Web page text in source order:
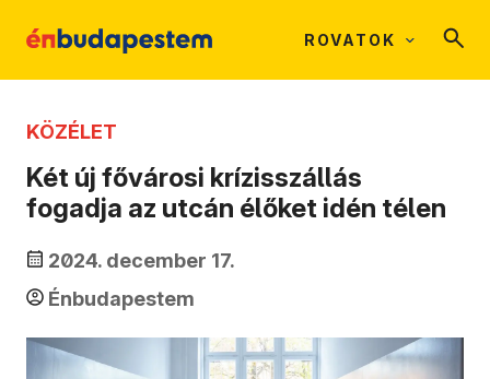
ROVATOK
KÖZÉLET
Két új fővárosi krízisszállás
fogadja az utcán élőket idén télen
2024. december 17.
Énbudapestem